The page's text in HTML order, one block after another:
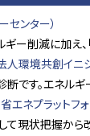
ンター）
ギー削減に加
環境共創イニシ
です。エネル
ネプラットフォ
現状把握から